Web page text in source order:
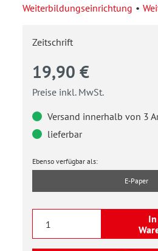
Weiterbildungseinrichtung
Zeitschrift
19,90 €
Preise inkl. MwSt.
Versand innerhalb von 3
lieferbar
Ebenso verfügbar als:
E-Paper